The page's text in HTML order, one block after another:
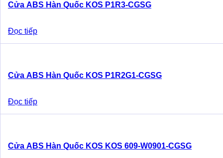
Cửa ABS Hàn Quốc KOS P1R3-CGSG
Đọc tiếp
Cửa ABS Hàn Quốc KOS P1R2G1-CGSG
Đọc tiếp
Cửa ABS Hàn Quốc KOS KOS 609-W0901-CGSG